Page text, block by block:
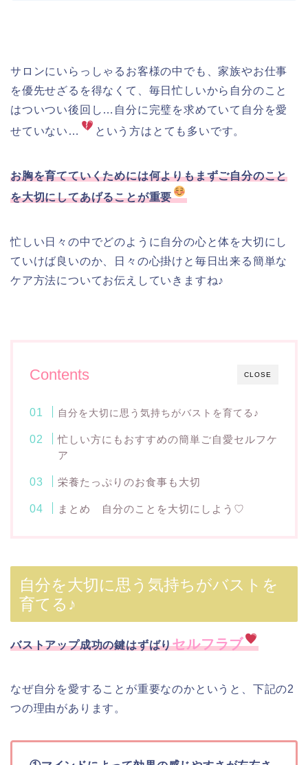
サロンにいらっしゃるお客様の中でも、家族やお仕事
を優先せざるを得なくて、毎日忙しいから自分のこと
はついつい後回し…自分に完璧を求めていて自分を愛
せていない…
という方はとても多いです。
お胸を育てていくためには何よりもまずご自分のこと
を大切にしてあげることが重要
忙しい日々の中でどのように自分の心と体を大切にし
ていけば良いのか、日々の心掛けと毎日出来る簡単な
ケア方法についてお伝えしていきますね♪
CLOSE
Contents
自分を大切に思う気持ちがバストを育てる♪
忙しい方にもおすすめの簡単ご自愛セルフケ
ア
栄養たっぷりのお食事も大切
まとめ 自分のことを大切にしよう♡
自分を大切に思う気持ちがバストを
育てる♪
バストアップ成功の鍵はずばりセルフラブ
なぜ自分を愛することが重要なのかというと、下記の2
つの理由があります。